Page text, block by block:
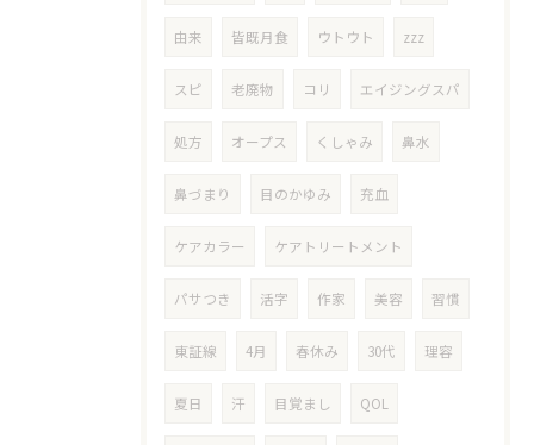
由来 皆既月食 ウトウト zzz
スピ 老廃物 コリ エイジングスパ
処方 オープス くしゃみ 鼻水
鼻づまり 目のかゆみ 充血
ケアカラー ケアトリートメント
パサつき 活字 作家 美容 習慣
東証線 4月 春休み 30代 理容
夏日 汗 目覚まし QOL